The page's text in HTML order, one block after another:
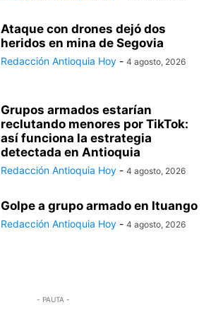
Ataque con drones dejó dos
heridos en mina de Segovia
Redacción Antioquia Hoy - 4 agosto, 2026
Grupos armados estarían
reclutando menores por TikTok:
así funciona la estrategia
detectada en Antioquia
Redacción Antioquia Hoy - 4 agosto, 2026
Golpe a grupo armado en Ituango
Redacción Antioquia Hoy - 4 agosto, 2026
- PAUTA -